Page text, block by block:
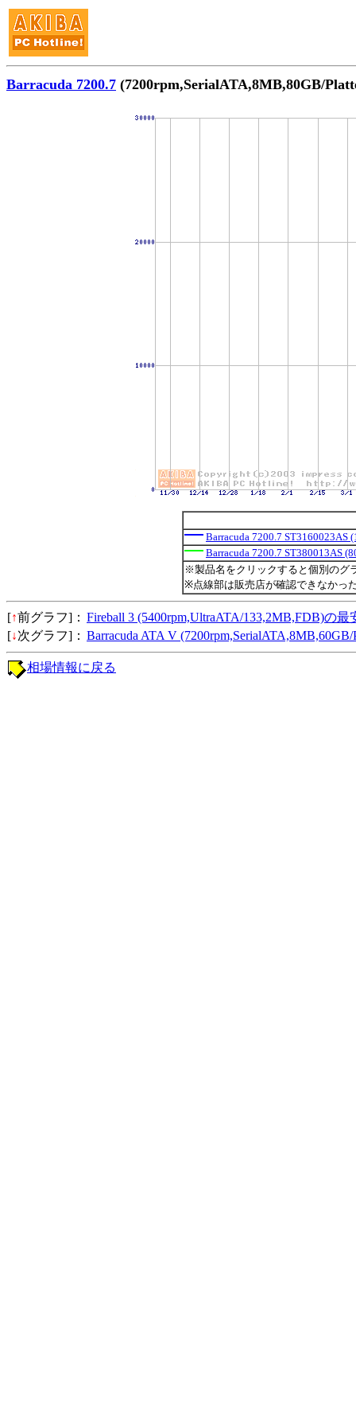
Barracuda 7200.7 (7200rpm,SerialATA,8MB,80GB/
Barracuda 7200.7 ST3160023AS
Barracuda 7200.7 ST380013AS
※製品名をクリックすると個別のグ
※点線部は販売店が確認できなかっ
[↑前グラフ]： Fireball 3 (5400rpm,UltraATA/133,2MB,FDB)の最
[↓次グラフ]： Barracuda ATA V
相場情報に戻る